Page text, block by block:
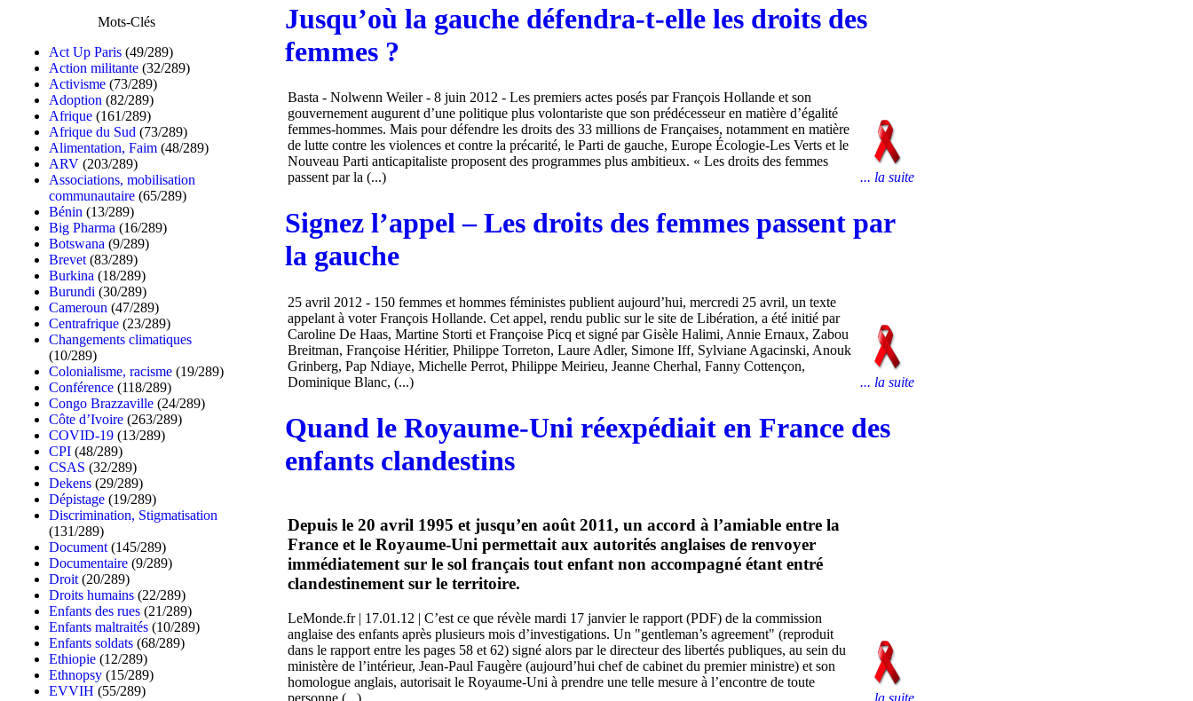
Mots-Clés
Act Up Paris (49/289)
Action militante (32/289)
Activisme (73/289)
Adoption (82/289)
Afrique (161/289)
Afrique du Sud (73/289)
Alimentation, Faim (48/289)
ARV (203/289)
Associations, mobilisation
communautaire (65/289)
Bénin (13/289)
Big Pharma (16/289)
Botswana (9/289)
Brevet (83/289)
Burkina (18/289)
Burundi (30/289)
Cameroun (47/289)
Centrafrique (23/289)
Changements climatiques
(10/289)
Colonialisme, racisme (19/289)
Conférence (118/289)
Congo Brazzaville (24/289)
Côte d’Ivoire (263/289)
COVID-19 (13/289)
CPI (48/289)
CSAS (32/289)
Dekens (29/289)
Dépistage (19/289)
Discrimination, Stigmatisation
(131/289)
Document (145/289)
Documentaire (9/289)
Droit (20/289)
Droits humains (22/289)
Enfants des rues (21/289)
Enfants maltraités (10/289)
Enfants soldats (68/289)
Ethiopie (12/289)
Ethnopsy (15/289)
EVVIH (55/289)
Jusqu’où la gauche défendra-t-elle les droits des
femmes ?
Basta - Nolwenn Weiler - 8 juin 2012 - Les premiers actes posés par François Hollande et son
gouvernement augurent d’une politique plus volontariste que son prédécesseur en matière d’égalité
femmes-hommes. Mais pour défendre les droits des 33 millions de Françaises, notamment en matière
de lutte contre les violences et contre la précarité, le Parti de gauche, Europe Écologie-Les Verts et le
Nouveau Parti anticapitaliste proposent des programmes plus ambitieux. « Les droits des femmes
passent par la (...)
... la suite
Signez l’appel – Les droits des femmes passent par
la gauche
25 avril 2012 - 150 femmes et hommes féministes publient aujourd’hui, mercredi 25 avril, un texte
appelant à voter François Hollande. Cet appel, rendu public sur le site de Libération, a été initié par
Caroline De Haas, Martine Storti et Françoise Picq et signé par Gisèle Halimi, Annie Ernaux, Zabou
Breitman, Françoise Héritier, Philippe Torreton, Laure Adler, Simone Iff, Sylviane Agacinski, Anouk
Grinberg, Pap Ndiaye, Michelle Perrot, Philippe Meirieu, Jeanne Cherhal, Fanny Cottençon,
Dominique Blanc, (...)
... la suite
Quand le Royaume-Uni réexpédiait en France des
enfants clandestins
Depuis le 20 avril 1995 et jusqu’en août 2011, un accord à l’amiable entre la
France et le Royaume-Uni permettait aux autorités anglaises de renvoyer
immédiatement sur le sol français tout enfant non accompagné étant entré
clandestinement sur le territoire.
LeMonde.fr | 17.01.12 | C’est ce que révèle mardi 17 janvier le rapport (PDF) de la commission
anglaise des enfants après plusieurs mois d’investigations. Un "gentleman’s agreement" (reproduit
dans le rapport entre les pages 58 et 62) signé alors par le directeur des libertés publiques, au sein du
ministère de l’intérieur, Jean-Paul Faugère (aujourd’hui chef de cabinet du premier ministre) et son
homologue anglais, autorisait le Royaume-Uni à prendre une telle mesure à l’encontre de toute
... la suite